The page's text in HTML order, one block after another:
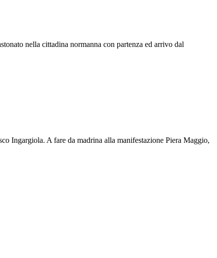
nella cittadina normanna con partenza ed arrivo dal
Ingargiola. A fare da madrina alla manifestazione Piera Maggio,